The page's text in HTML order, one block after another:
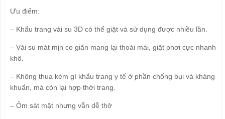
Ưu điểm:
– Khẩu trang vải su 3D có thể giặt và sử dụng được nhiều lần.
– Vải su mát mịn co giãn mang lại thoải mái, giặt phơi cực nhanh
khô.
– Không thua kém gì khẩu trang y tế ở phần chống bụi và kháng
khuẩn, mà còn lại hợp thời trang.
– Ôm sát mặt nhưng vẫn dễ thở